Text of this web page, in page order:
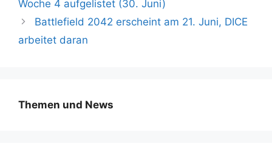
Obwohl bisher keine
konkreten…
Woche 4 aufgelistet (30. Juni)
Battlefield 2042 erscheint am 21. Juni, DICE
arbeitet daran
Themen und News